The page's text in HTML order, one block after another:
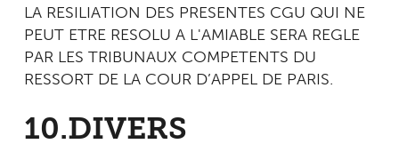
LA RESILIATION DES PRESENTES CGU QUI NE
PEUT ETRE RESOLU A L'AMIABLE SERA REGLE
PAR LES TRIBUNAUX COMPETENTS DU
RESSORT DE LA COUR D’APPEL DE PARIS.
10.DIVERS